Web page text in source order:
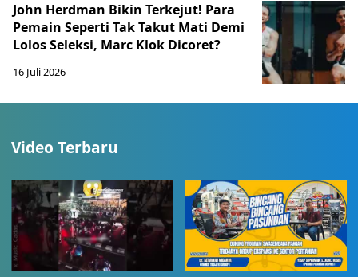
John Herdman Bikin Terkejut! Para
Pemain Seperti Tak Takut Mati Demi
Lolos Seleksi, Marc Klok Dicoret?
16 Juli 2026
Video Terbaru